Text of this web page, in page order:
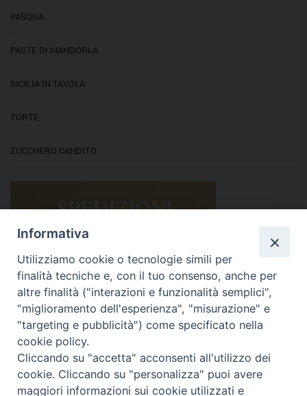
PASQUA
PASTE DI MANDORLA
SICILIA IN TAVOLA
TORTE
ZUCCHERO CANDITO
Informativa
Utilizziamo cookie o tecnologie simili per
finalità tecniche e, con il tuo consenso, anche per
altre finalità ("interazioni e funzionalità semplici",
"miglioramento dell'esperienza", "misurazione" e
"targeting e pubblicità") come specificato nella
cookie policy.
Cliccando su "accetta" acconsenti all'utilizzo dei
cookie. Cliccando su "personalizza" puoi avere
maggiori informazioni sui cookie utilizzati e